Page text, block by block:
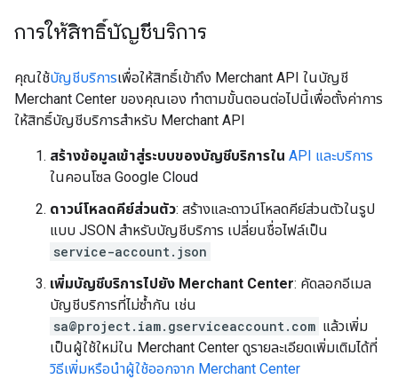
การให้สิทธิ์บัญชีบริการ
คุณใช้บัญชีบริการเพื่อให้สิทธิ์เข้าถึง Merchant API ในบัญชี
Merchant Center ของคุณเอง ทำตามขั้นตอนต่อไปนี้เพื่อตั้งค่าการ
ให้สิทธิ์บัญชีบริการสำหรับ Merchant API
สร้างข้อมูลเข้าสู่ระบบของบัญชีบริการใน API และบริการ
ในคอนโซล Google Cloud
ดาวน์โหลดคีย์ส่วนตัว: สร้างและดาวน์โหลดคีย์ส่วนตัวในรูป
แบบ JSON สำหรับบัญชีบริการ เปลี่ยนชื่อไฟล์เป็น
service-account.json
เพิ่มบัญชีบริการไปยัง Merchant Center: คัดลอกอีเมล
บัญชีบริการที่ไม่ซ้ำกัน เช่น
sa@project.iam.gserviceaccount.com แล้วเพิ่ม
เป็นผู้ใช้ใหม่ใน Merchant Center ดูรายละเอียดเพิ่มเติมได้ที่
วิธีเพิ่มหรือนำผู้ใช้ออกจาก Merchant Center